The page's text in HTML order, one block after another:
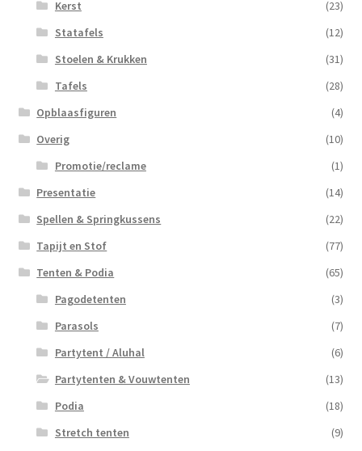
Kerst
(23)
Statafels
(12)
Stoelen & Krukken
(31)
Tafels
(28)
Opblaasfiguren
(4)
Overig
(10)
Promotie/reclame
(1)
Presentatie
(14)
Spellen & Springkussens
(22)
Tapijt en Stof
(77)
Tenten & Podia
(65)
Pagodetenten
(3)
Parasols
(7)
Partytent / Aluhal
(6)
Partytenten & Vouwtenten
(13)
Podia
(18)
Stretch tenten
(9)